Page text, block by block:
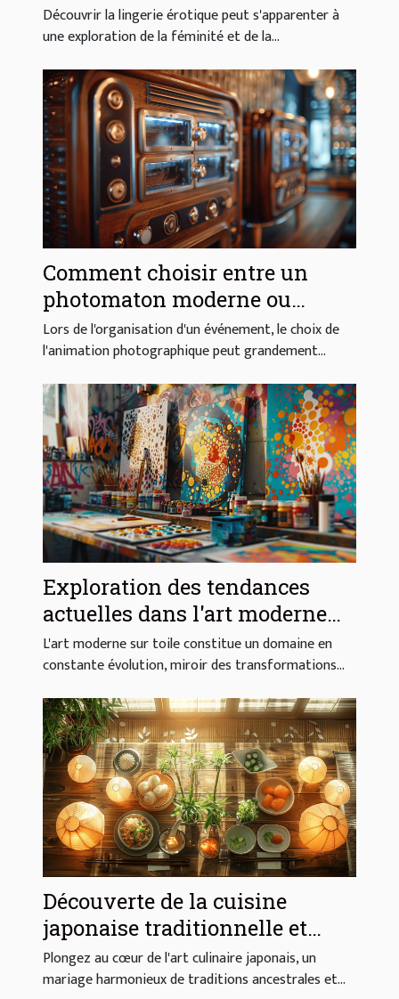
Découvrir la lingerie érotique peut s'apparenter à
une exploration de la féminité et de la...
Comment choisir entre un
photomaton moderne ou
vintage pour votre événement
Lors de l'organisation d'un événement, le choix de
l'animation photographique peut grandement...
Exploration des tendances
actuelles dans l'art moderne
sur toile
L'art moderne sur toile constitue un domaine en
constante évolution, miroir des transformations...
Découverte de la cuisine
japonaise traditionnelle et
moderne
Plongez au cœur de l'art culinaire japonais, un
mariage harmonieux de traditions ancestrales et...